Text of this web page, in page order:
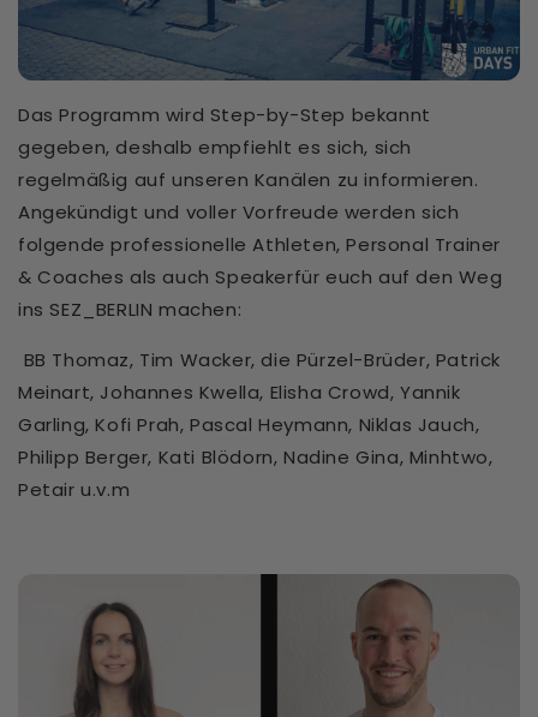
Das Programm wird Step-by-Step bekannt
gegeben, deshalb empfiehlt es sich, sich
regelmäßig auf unseren Kanälen zu informieren.
Angekündigt und voller Vorfreude werden sich
folgende professionelle Athleten, Personal Trainer
& Coaches als auch Speakerfür euch auf den Weg
ins SEZ_BERLIN machen:
BB Thomaz, Tim Wacker, die Pürzel-Brüder, Patrick
Meinart, Johannes Kwella, Elisha Crowd, Yannik
Garling, Kofi Prah, Pascal Heymann, Niklas Jauch,
Philipp Berger, Kati Blödorn, Nadine Gina, Minhtwo,
Petair u.v.m